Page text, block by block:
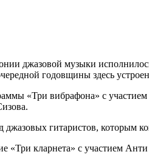
джазовой музыки
годовщины здесь
«Три вибрафона» с
гитаристов, которым
«Три кларнета» с участием